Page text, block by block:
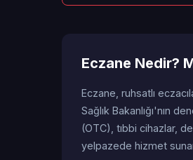
Eczane Nedir?
Eczane, ruhsatlı
Sağlık Bakanlığı'nın
(OTC), tıbbi cihazlar,
yelpazede hizmet